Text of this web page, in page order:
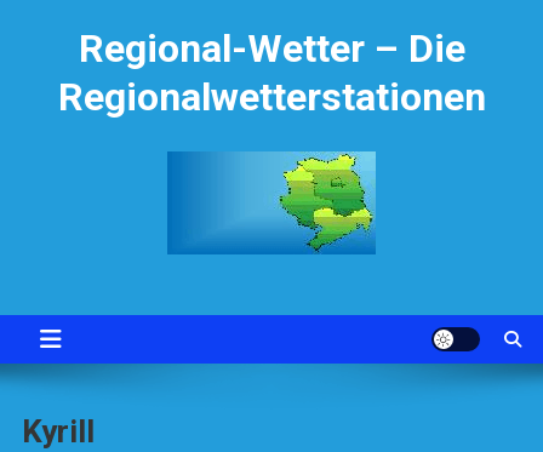
Regional-Wetter – Die
Regionalwetterstationen
Kyrill